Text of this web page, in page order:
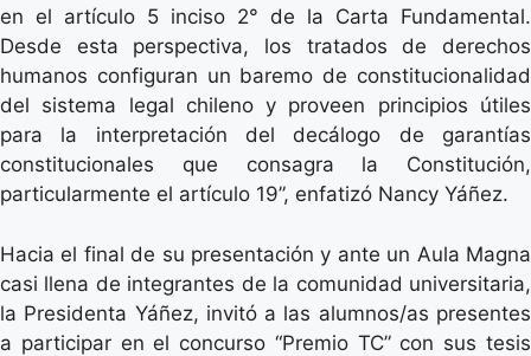
en el artículo 5 inciso 2° de la Carta Fundamental.
Desde esta perspectiva, los tratados de derechos
humanos configuran un baremo de constitucionalidad
del sistema legal chileno y proveen principios útiles
para la interpretación del decálogo de garantías
constitucionales que consagra la Constitución,
particularmente el artículo 19”, enfatizó Nancy Yáñez.
Hacia el final de su presentación y ante un Aula Magna
casi llena de integrantes de la comunidad universitaria,
la Presidenta Yáñez, invitó a las alumnos/as presentes
a participar en el concurso “Premio TC” con sus tesis